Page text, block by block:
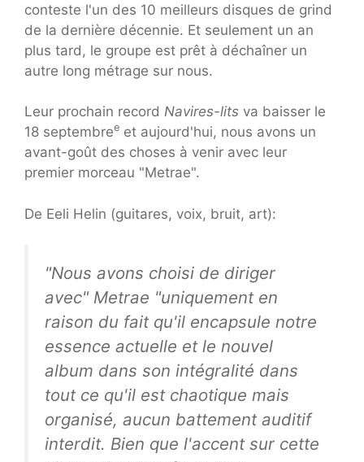
conteste l'un des 10 meilleurs disques de grind
de la dernière décennie. Et seulement un an
plus tard, le groupe est prêt à déchaîner un
autre long métrage sur nous.
Leur prochain record Navires-lits va baisser le
18 septembree et aujourd'hui, nous avons un
avant-goût des choses à venir avec leur
premier morceau "Metrae".
De Eeli Helin (guitares, voix, bruit, art):
"Nous avons choisi de diriger
avec" Metrae "uniquement en
raison du fait qu'il encapsule notre
essence actuelle et le nouvel
album dans son intégralité dans
tout ce qu'il est chaotique mais
organisé, aucun battement auditif
interdit. Bien que l'accent sur cette